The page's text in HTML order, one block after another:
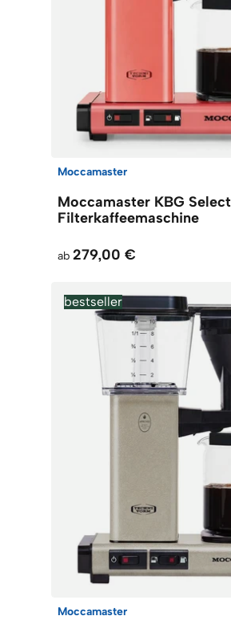
Moccamaster
Moccamaster KBG Select
Filterkaffeemaschine
ab 279,00 €
bestseller
Moccamaster